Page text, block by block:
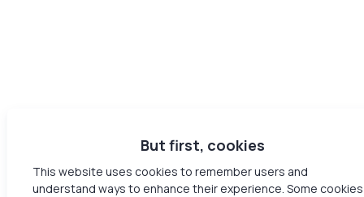
But first, cookies
This website uses cookies to remember users and
understand ways to enhance their experience. Some cookies